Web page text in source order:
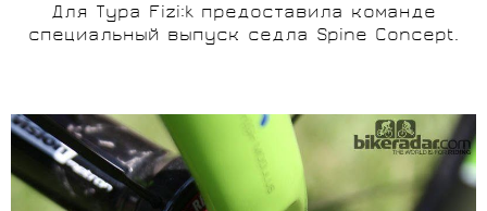
Для Тура Fizi:k предоставила команде
специальный выпуск седла Spine Concept.